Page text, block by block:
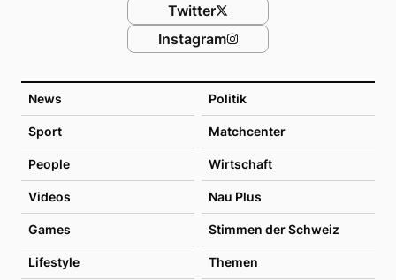
News Politik
Sport Matchcenter
People Wirtschaft
Videos Nau Plus
Games Stimmen der Schweiz
Lifestyle Themen
Twitter
Instagram